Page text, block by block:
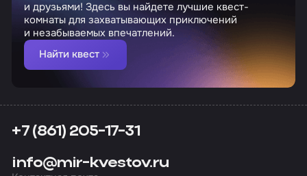
и друзьями! Здесь вы найдете лучшие квест-
комнаты для захватывающих приключений
и незабываемых впечатлений.
Найти квест
+7 (861) 205-17-31
info@mir-kvestov.ru